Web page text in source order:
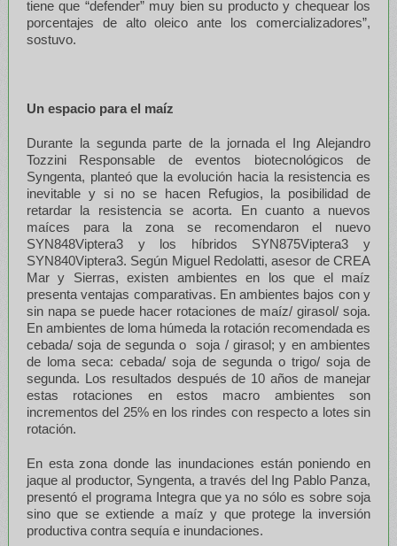
tiene que “defender” muy bien su producto y chequear los
porcentajes de alto oleico ante los comercializadores”,
sostuvo.
Un espacio para el maíz
Durante la segunda parte de la jornada el Ing Alejandro
Tozzini Responsable de eventos biotecnológicos de
Syngenta, planteó que la evolución hacia la resistencia es
inevitable y si no se hacen Refugios, la posibilidad de
retardar la resistencia se acorta. En cuanto a nuevos
maíces para la zona se recomendaron el nuevo
SYN848Viptera3 y los híbridos SYN875Viptera3 y
SYN840Viptera3. Según Miguel Redolatti, asesor de CREA
Mar y Sierras, existen ambientes en los que el maíz
presenta ventajas comparativas. En ambientes bajos con y
sin napa se puede hacer rotaciones de maíz/ girasol/ soja.
En ambientes de loma húmeda la rotación recomendada es
cebada/ soja de segunda o soja / girasol; y en ambientes
de loma seca: cebada/ soja de segunda o trigo/ soja de
segunda. Los resultados después de 10 años de manejar
estas rotaciones en estos macro ambientes son
incrementos del 25% en los rindes con respecto a lotes sin
rotación.
En esta zona donde las inundaciones están poniendo en
jaque al productor, Syngenta, a través del Ing Pablo Panza,
presentó el programa Integra que ya no sólo es sobre soja
sino que se extiende a maíz y que protege la inversión
productiva contra sequía e inundaciones.